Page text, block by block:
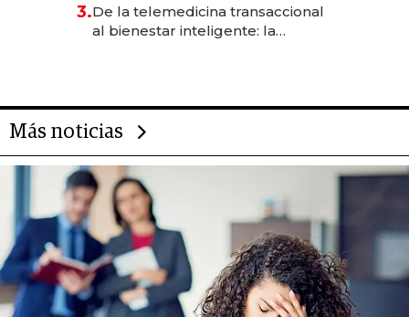
las marcas "fast premium"
3.De la telemedicina transaccional
al bienestar inteligente: la
Más noticias